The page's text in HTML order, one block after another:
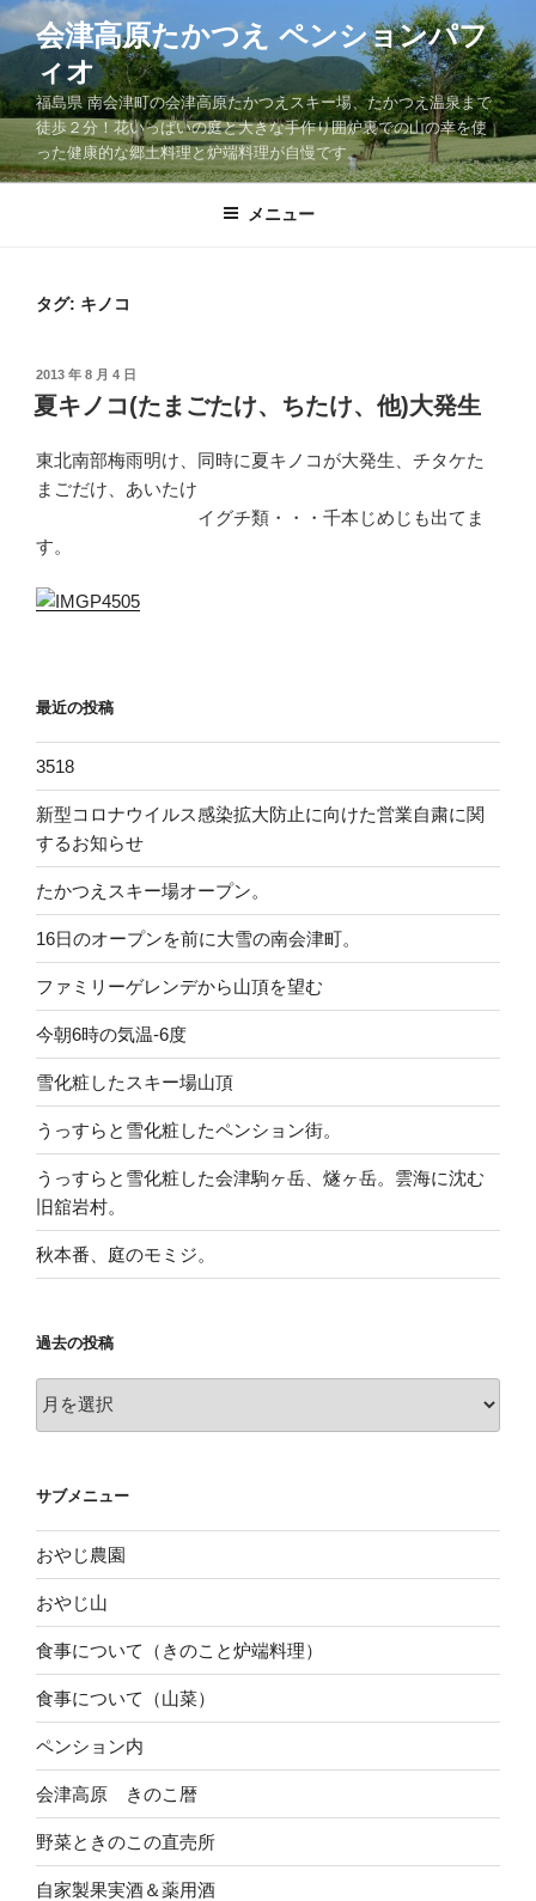
コ
ン
ツ
へ
ス
会津高原たかつえ ペンションパフ
ィオ
福島県 南会津町の会津高原たかつえスキー場、たかつえ温泉まで
徒歩２分！花いっぱいの庭と大きな手作り囲炉裏での山の幸を使
った健康的な郷土料理と炉端料理が自慢です。
メニュー
タグ: キノコ
投
稿
日:
2013 年 8 月 4 日
夏キノコ(たまごたけ、ちたけ、他)大発生
東北南部梅雨明け、同時に夏キノコが大発生、チタケた
まごだけ、あいたけ
イグチ類・・・千本じめじも出てま
す。
最近の投稿
3518
新型コロナウイルス感染拡大防止に向けた営業自粛に関
するお知らせ
たかつえスキー場オープン。
16日のオープンを前に大雪の南会津町。
ファミリーゲレンデから山頂を望む
今朝6時の気温-6度
雪化粧したスキー場山頂
うっすらと雪化粧したペンション街。
うっすらと雪化粧した会津駒ヶ岳、燧ヶ岳。雲海に沈む
旧舘岩村。
秋本番、庭のモミジ。
過去の投稿
過
稿
サブメニュー
おやじ農園
おやじ山
食事について（きのこと炉端料理）
食事について（山菜）
ペンション内
会津高原 きのこ暦
野菜ときのこの直売所
自家製果実酒＆薬用酒